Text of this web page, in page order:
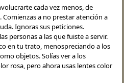
cada vez menos, de
Comienzas a no prestar atención a
Ignoras sus peticiones.
personas a las que fuiste a servir.
en tu trato, menospreciando a los
objetos. Solías ver a los
rosa, pero ahora usas lentes color